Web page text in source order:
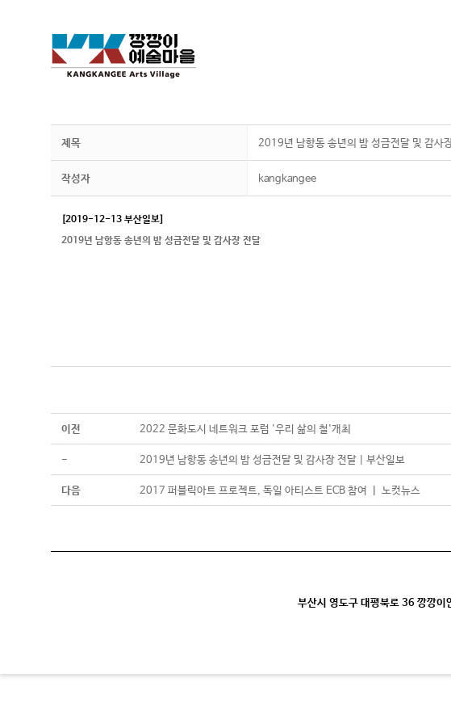
제목 2019년 남항동 송년의 밤 성금전달 및 감사
작성자 kangkangee
[2019-12-13 부산일보]
2019년 남항동 송년의 밤 성금전달 및 감사장 전달
이전 2022 문화도시 네트워크 포럼 '우리 삶의 철'개최
- 2019년 남항동 송년의 밤 성금전달 및 감사장 전달 | 부산일보
다음 2017 퍼블릭아트 프로젝트, 독일 아티스트 ECB 참여 ㅣ 노컷뉴스
부산시 영도구 대평북로 36 깡